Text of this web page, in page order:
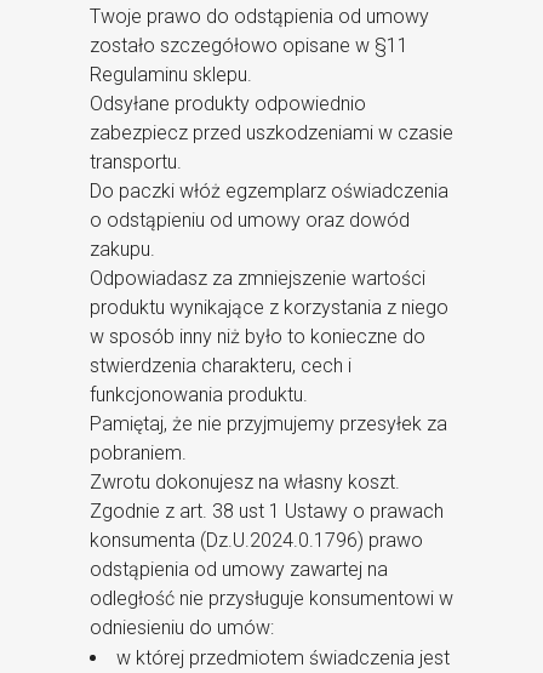
Twoje prawo do odstąpienia od umowy
zostało szczegółowo opisane w §11
Regulaminu sklepu.
Odsyłane produkty odpowiednio
zabezpiecz przed uszkodzeniami w czasie
transportu.
Do paczki włóż egzemplarz oświadczenia
o odstąpieniu od umowy oraz dowód
zakupu.
Odpowiadasz za zmniejszenie wartości
produktu wynikające z korzystania z niego
w sposób inny niż było to konieczne do
stwierdzenia charakteru, cech i
funkcjonowania produktu.
Pamiętaj, że nie przyjmujemy przesyłek za
pobraniem.
Zwrotu dokonujesz na własny koszt.
Zgodnie z art. 38 ust 1 Ustawy o prawach
konsumenta (Dz.U.2024.0.1796) prawo
odstąpienia od umowy zawartej na
odległość nie przysługuje konsumentowi w
odniesieniu do umów:
w której przedmiotem świadczenia jest